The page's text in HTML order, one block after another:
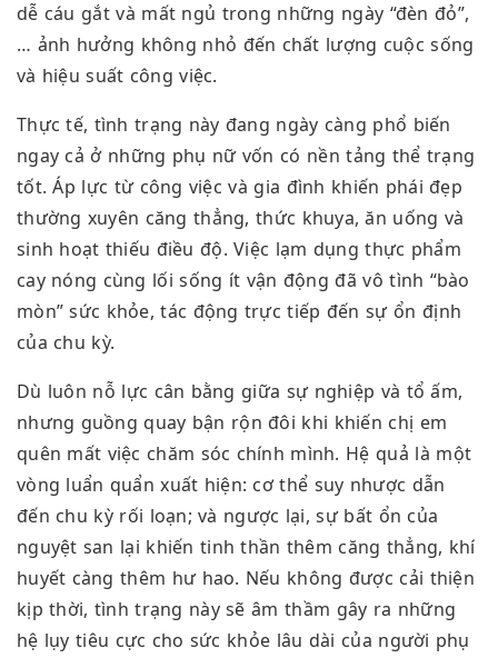
dễ cáu gắt và mất ngủ trong những ngày “đèn đỏ”,
… ảnh hưởng không nhỏ đến chất lượng cuộc sống
và hiệu suất công việc.
Thực tế, tình trạng này đang ngày càng phổ biến
ngay cả ở những phụ nữ vốn có nền tảng thể trạng
tốt. Áp lực từ công việc và gia đình khiến phái đẹp
thường xuyên căng thẳng, thức khuya, ăn uống và
sinh hoạt thiếu điều độ. Việc lạm dụng thực phẩm
cay nóng cùng lối sống ít vận động đã vô tình “bào
mòn” sức khỏe, tác động trực tiếp đến sự ổn định
của chu kỳ.
Dù luôn nỗ lực cân bằng giữa sự nghiệp và tổ ấm,
nhưng guồng quay bận rộn đôi khi khiến chị em
quên mất việc chăm sóc chính mình. Hệ quả là một
vòng luẩn quẩn xuất hiện: cơ thể suy nhược dẫn
đến chu kỳ rối loạn; và ngược lại, sự bất ổn của
nguyệt san lại khiến tinh thần thêm căng thẳng, khí
huyết càng thêm hư hao. Nếu không được cải thiện
kịp thời, tình trạng này sẽ âm thầm gây ra những
hệ lụy tiêu cực cho sức khỏe lâu dài của người phụ